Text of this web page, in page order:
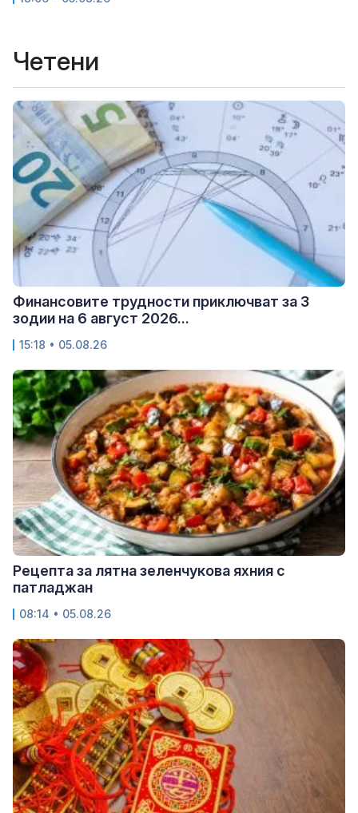
Четени
Финансовите трудности приключват за 3
зодии на 6 август 2026...
15:18 • 05.08.26
Рецепта за лятна зеленчукова яхния с
патладжан
08:14 • 05.08.26